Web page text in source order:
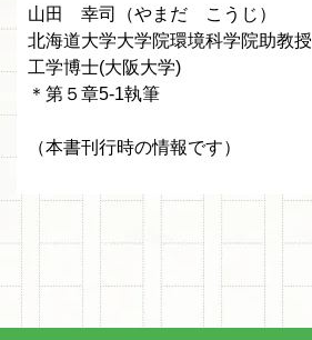
山田 幸司（やまだ こうじ）
北海道大学大学院環境科学院助教授
工学博士(大阪大学)
＊第５章5-1執筆
（本書刊行時の情報です）